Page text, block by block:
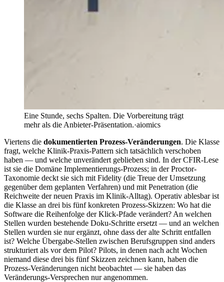
Eine Stunde, sechs Spalten. Die Vorbereitung trägt
mehr als die Anbieter-Präsentation.·aiomics
Viertens die dokumentierten Prozess-Veränderungen. Die Klasse
fragt, welche Klinik-Praxis-Pattern sich tatsächlich verschoben
haben — und welche unverändert geblieben sind. In der CFIR-Lese
ist sie die Domäne Implementierungs-Prozess; in der Proctor-
Taxonomie deckt sie sich mit Fidelity (die Treue der Umsetzung
gegenüber dem geplanten Verfahren) und mit Penetration (die
Reichweite der neuen Praxis im Klinik-Alltag). Operativ ablesbar ist
die Klasse an drei bis fünf konkreten Prozess-Skizzen: Wo hat die
Software die Reihenfolge der Klick-Pfade verändert? An welchen
Stellen wurden bestehende Doku-Schritte ersetzt — und an welchen
Stellen wurden sie nur ergänzt, ohne dass der alte Schritt entfallen
ist? Welche Übergabe-Stellen zwischen Berufsgruppen sind anders
strukturiert als vor dem Pilot? Pilots, in denen nach acht Wochen
niemand diese drei bis fünf Skizzen zeichnen kann, haben die
Prozess-Veränderungen nicht beobachtet — sie haben das
Veränderungs-Versprechen nur angenommen.